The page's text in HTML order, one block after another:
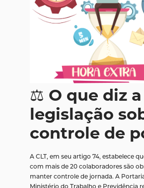
⚖️ O que diz a
legislação
controle de
A CLT, em seu artigo 74, estabelece
com mais de 20 colaboradores são
manter controle de jornada. A Portaria